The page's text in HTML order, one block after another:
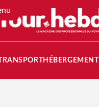
HÉBERGEMENT